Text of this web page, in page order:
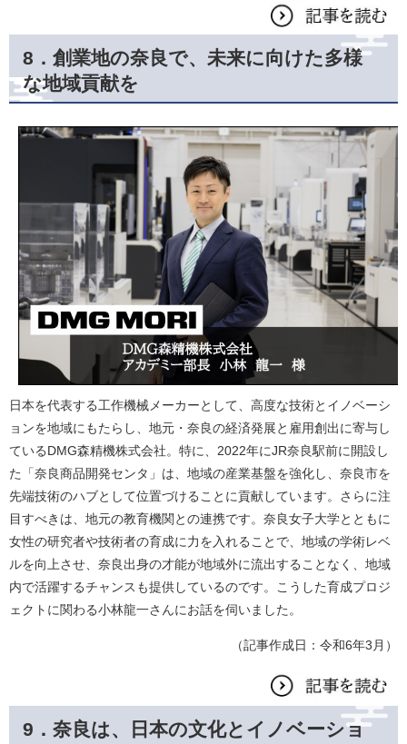
8．創業地の奈良で、未来に向けた多様
な地域貢献を
日本を代表する工作機械メーカーとして、高度な技術とイノベーシ
ョンを地域にもたらし、地元・奈良の経済発展と雇用創出に寄与し
ているDMG森精機株式会社。特に、2022年にJR奈良駅前に開設し
た「奈良商品開発センタ」は、地域の産業基盤を強化し、奈良市を
先端技術のハブとして位置づけることに貢献しています。さらに注
目すべきは、地元の教育機関との連携です。奈良女子大学とともに
女性の研究者や技術者の育成に力を入れることで、地域の学術レベ
ルを向上させ、奈良出身の才能が地域外に流出することなく、地域
内で活躍するチャンスも提供しているのです。こうした育成プロジ
ェクトに関わる小林龍一さんにお話を伺いました。
（記事作成日：令和6年3月）
9． 奈良は、日本の文化とイノベーショ